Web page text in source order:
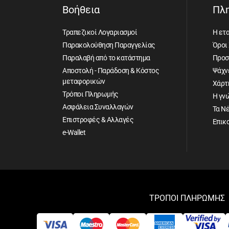
Βοήθεια
Τραπεζικοί Λογαριασμοί
Παρακολούθηση Παραγγελίας
Παραλαβή από το κατάστημα
Αποστολή - Παράδοση & Κόστος
μεταφορικών
Τρόποι Πληρωμής
Ασφάλεια Συναλλαγών
Επιστροφές & Αλλαγές
e-Wallet
Η
Η
Τα
ΤΡΟΠΟΙ ΠΛΗΡΩΜΗΣ